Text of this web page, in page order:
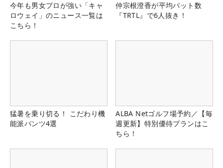
今年も男女プロが強い「キャ
ロウェイ」のニュース一覧は
こちら！
仲宗根澄香が平均パット数
『TRTL』で6人抜き！
猛暑を乗り切る！ こだわり機
能派パンツ4選
ALBA Netゴルフ場予約／【毎
週更新】特別優待プランはこ
ちら！